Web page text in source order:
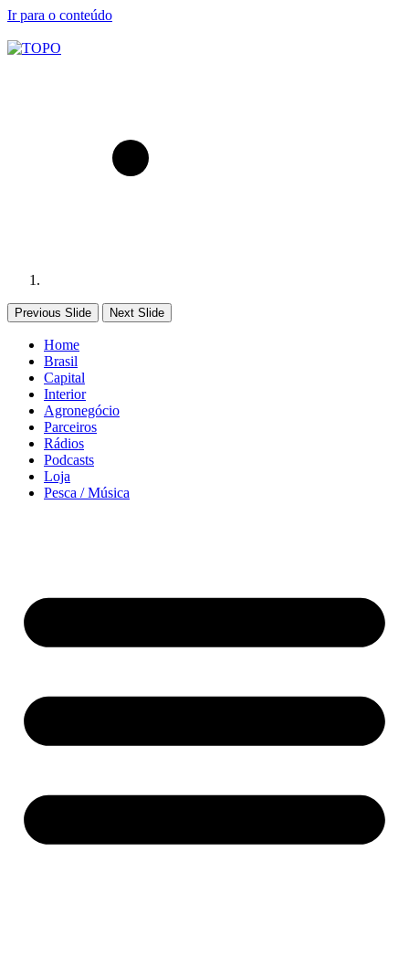
Ir para o conteúdo
Previous Slide Next Slide
Home
Brasil
Capital
Interior
Agronegócio
Parceiros
Rádios
Podcasts
Loja
Pesca / Música